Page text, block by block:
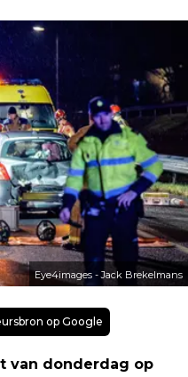
Eye4images - Jack Brekelmans
op Google
van donderdag op